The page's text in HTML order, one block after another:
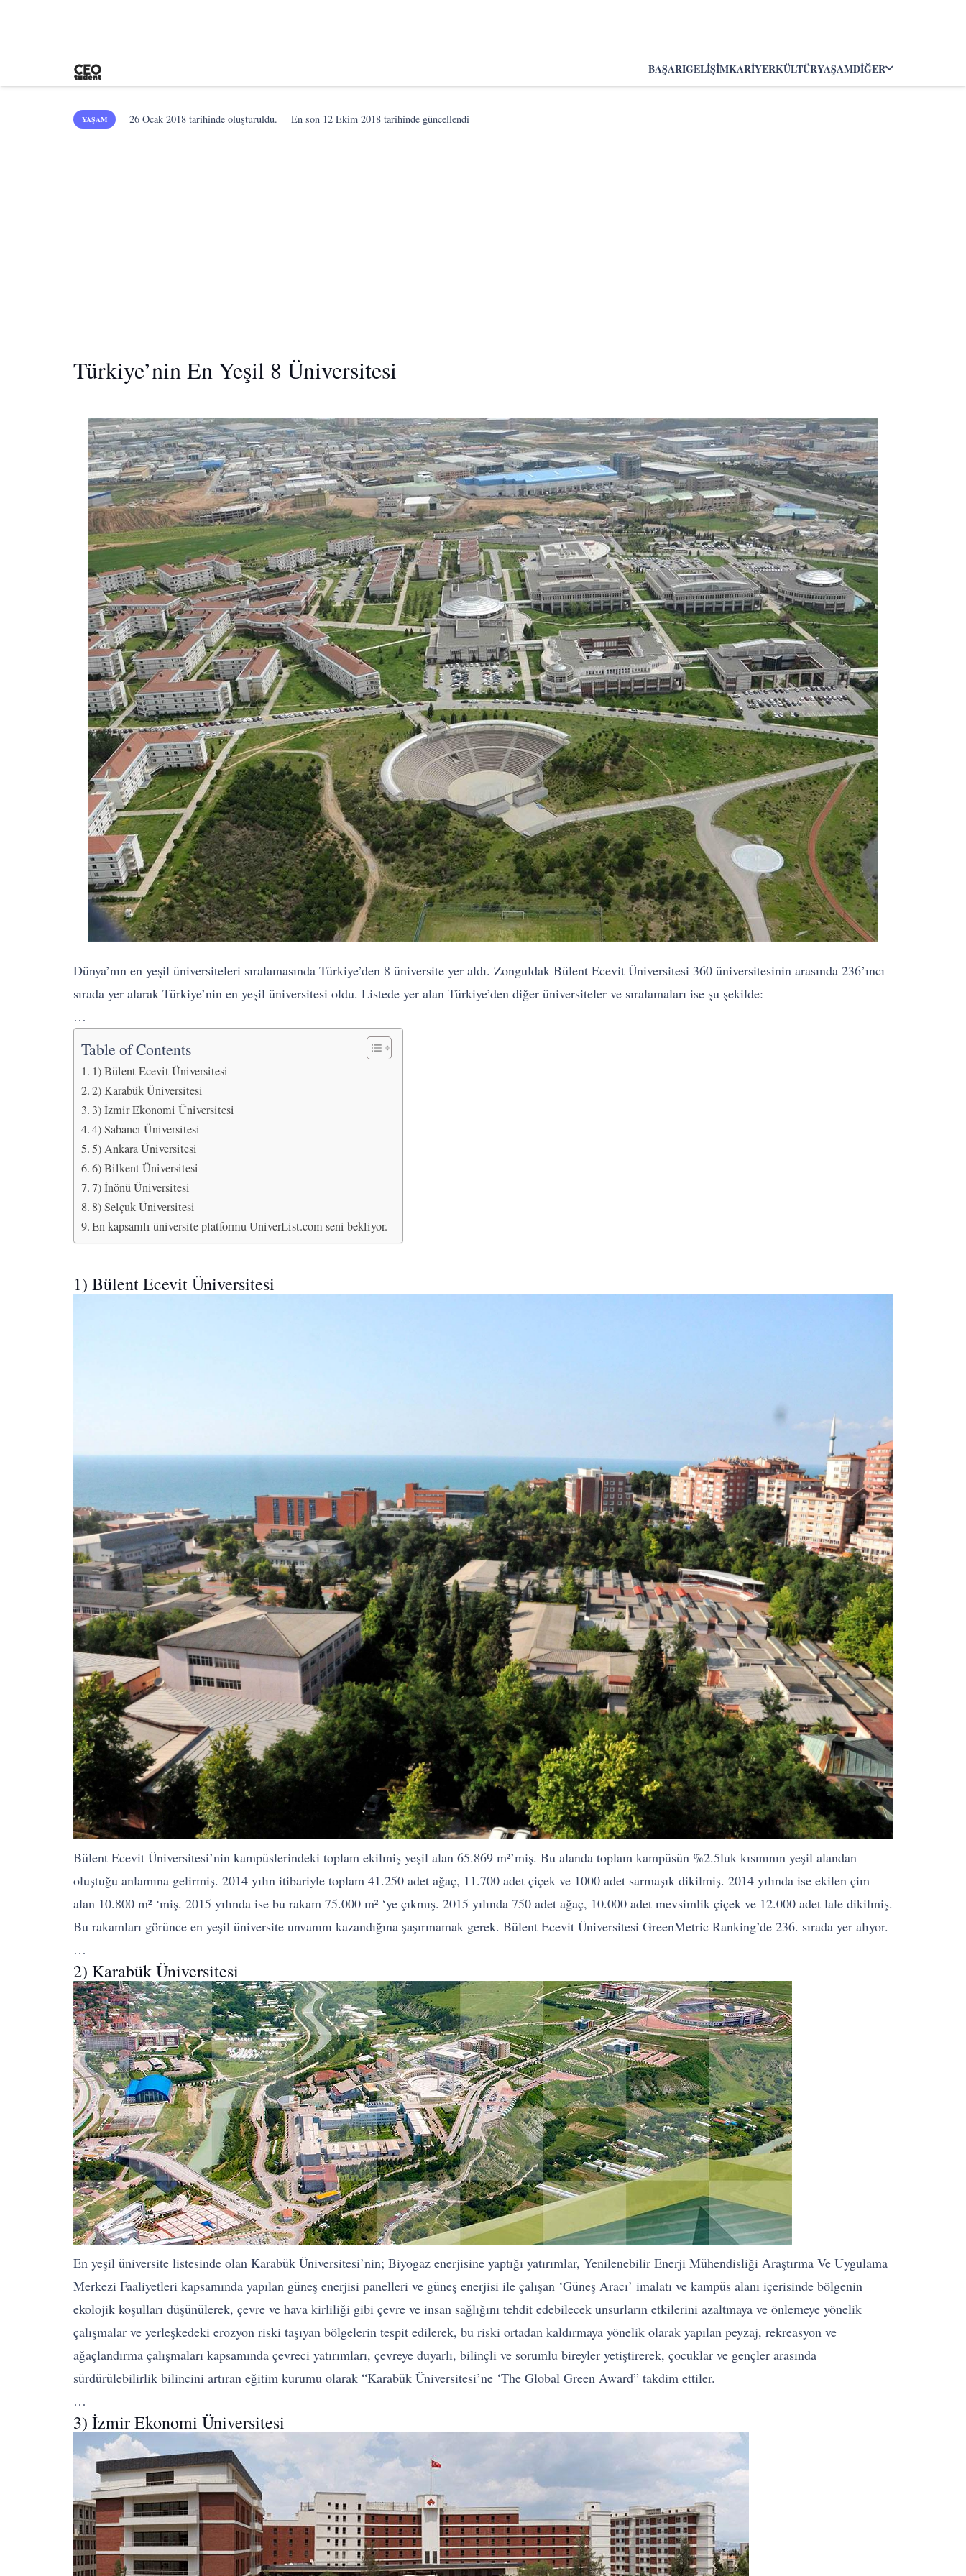
BAŞARIGELIŞIMKARIYERKÜLTÜRYAŞAMDIĞER
YAŞAM 26 Ocak 2018 tarihinde oluşturuldu. En son 12 Ekim 2018 tarihinde güncellendi
Türkiye’nin En Yeşil 8 Üniversitesi
Dünya’nın en yeşil üniversiteleri sıralamasında Türkiye’den 8 üniversite yer aldı. Zonguldak Bülent Ecevit Üniversitesi 360 üniversitesinin arasında 236’ıncı
sırada yer alarak Türkiye’nin en yeşil üniversitesi oldu. Listede yer alan Türkiye’den diğer üniversiteler ve sıralamaları ise şu şekilde:
…
Table of Contents
1) Bülent Ecevit Üniversitesi
2) Karabük Üniversitesi
3) İzmir Ekonomi Üniversitesi
4) Sabancı Üniversitesi
5) Ankara Üniversitesi
6) Bilkent Üniversitesi
7) İnönü Üniversitesi
8) Selçuk Üniversitesi
En kapsamlı üniversite platformu UniverList.com seni bekliyor.
1) Bülent Ecevit Üniversitesi
Bülent Ecevit Üniversitesi’nin kampüslerindeki toplam ekilmiş yeşil alan 65.869 m²’miş. Bu alanda toplam kampüsün %2.5luk kısmının yeşil alandan
oluştuğu anlamına gelirmiş. 2014 yılın itibariyle toplam 41.250 adet ağaç, 11.700 adet çiçek ve 1000 adet sarmaşık dikilmiş. 2014 yılında ise ekilen çim
alan 10.800 m² ‘miş. 2015 yılında ise bu rakam 75.000 m² ‘ye çıkmış. 2015 yılında 750 adet ağaç, 10.000 adet mevsimlik çiçek ve 12.000 adet lale dikilmiş.
Bu rakamları görünce en yeşil üniversite unvanını kazandığına şaşırmamak gerek. Bülent Ecevit Üniversitesi GreenMetric Ranking’de 236. sırada yer alıyor.
…
2) Karabük Üniversitesi
En yeşil üniversite listesinde olan Karabük Üniversitesi’nin; Biyogaz enerjisine yaptığı yatırımlar, Yenilenebilir Enerji Mühendisliği Araştırma Ve Uygulama
Merkezi Faaliyetleri kapsamında yapılan güneş enerjisi panelleri ve güneş enerjisi ile çalışan ‘Güneş Aracı’ imalatı ve kampüs alanı içerisinde bölgenin
ekolojik koşulları düşünülerek, çevre ve hava kirliliği gibi çevre ve insan sağlığını tehdit edebilecek unsurların etkilerini azaltmaya ve önlemeye yönelik
çalışmalar ve yerleşkedeki erozyon riski taşıyan bölgelerin tespit edilerek, bu riski ortadan kaldırmaya yönelik olarak yapılan peyzaj, rekreasyon ve
ağaçlandırma çalışmaları kapsamında çevreci yatırımları, çevreye duyarlı, bilinçli ve sorumlu bireyler yetiştirerek, çocuklar ve gençler arasında
sürdürülebilirlik bilincini artıran eğitim kurumu olarak “Karabük Üniversitesi’ne ‘The Global Green Award” takdim ettiler.
…
3) İzmir Ekonomi Üniversitesi